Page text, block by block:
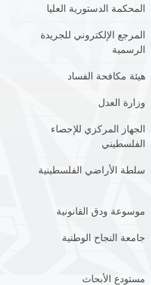
المحكمة الدستورية العليا
المرجع الإلكتروني للجريدة
الرسمية
هيئة مكافحة الفساد
وزارة العدل
الجهاز المركزي للإحصاء
الفلسطيني
سلطة الأراضي الفلسطينية
موسوعة ودق القانونية
جامعة النجاح الوطنية
مستودع الأبحاث